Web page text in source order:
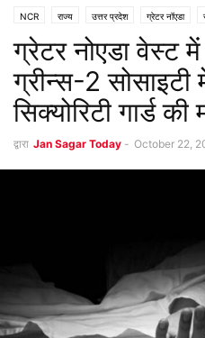
NCR राज्य उत्तर प्रदेश ग्रेटर नॉएडा
ग्रेटर नोएडा वेस्ट
ग्रीन्स-2
सिक्योरिटी गार्ड की
द्वारा Jan Sagar Today - October 22,